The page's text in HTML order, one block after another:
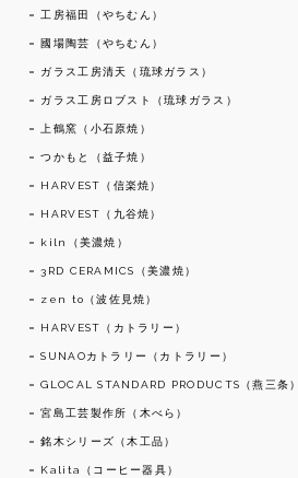
工房福田（やちむん）
國場陶芸（やちむん）
ガラス工房清天（琉球ガラス）
ガラス工房ロブスト（琉球ガラス）
上鶴窯（小石原焼）
つかもと（益子焼）
HARVEST（信楽焼）
HARVEST（九谷焼）
kiln（美濃焼）
3RD CERAMICS（美濃焼）
zen to（波佐見焼）
HARVEST（カトラリー）
SUNAOカトラリー（カトラリー）
GLOCAL STANDARD PRODUCTS（燕三条）
宮島工芸製作所（木べら）
銘木シリーズ（木工品）
Kalita（コーヒー器具）